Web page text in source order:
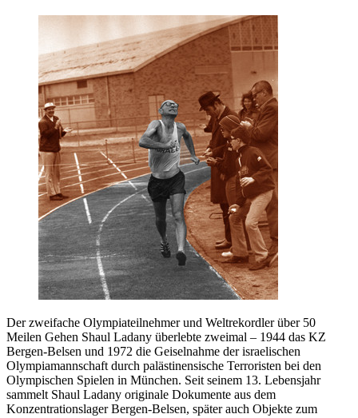
Der zweifache Olympiateilnehmer und Weltrekordler über 50
Meilen Gehen Shaul Ladany überlebte zweimal – 1944 das KZ
Bergen-Belsen und 1972 die Geiselnahme der israelischen
Olympiamannschaft durch palästinensische Terroristen bei den
Olympischen Spielen in München. Seit seinem 13. Lebensjahr
sammelt Shaul Ladany originale Dokumente aus dem
Konzentrationslager Bergen-Belsen, später auch Objekte zum